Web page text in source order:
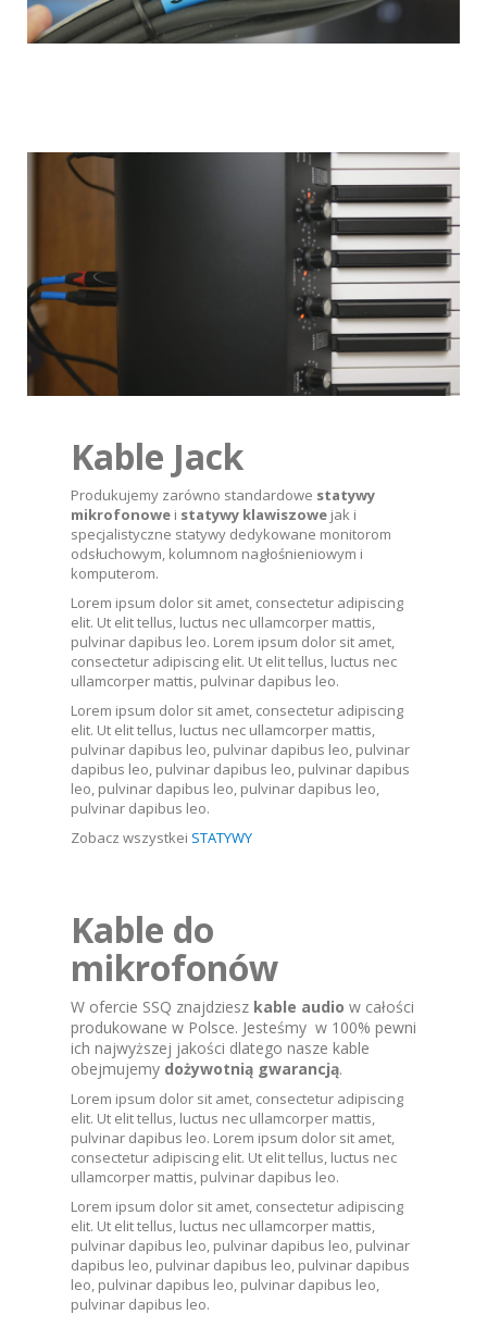
Kable Jack
Produkujemy zarówno standardowe statywy
mikrofonowe i statywy klawiszowe jak i
specjalistyczne statywy dedykowane monitorom
odsłuchowym, kolumnom nagłośnieniowym i
komputerom.
Lorem ipsum dolor sit amet, consectetur adipiscing
elit. Ut elit tellus, luctus nec ullamcorper mattis,
pulvinar dapibus leo. Lorem ipsum dolor sit amet,
consectetur adipiscing elit. Ut elit tellus, luctus nec
ullamcorper mattis, pulvinar dapibus leo.
Lorem ipsum dolor sit amet, consectetur adipiscing
elit. Ut elit tellus, luctus nec ullamcorper mattis,
pulvinar dapibus leo, pulvinar dapibus leo, pulvinar
dapibus leo, pulvinar dapibus leo, pulvinar dapibus
leo, pulvinar dapibus leo, pulvinar dapibus leo,
pulvinar dapibus leo.
Zobacz wszystkei STATYWY
Kable do
mikrofonów
W ofercie SSQ znajdziesz kable audio w całości
produkowane w Polsce. Jesteśmy w 100% pewni
ich najwyższej jakości dlatego nasze kable
obejmujemy dożywotnią gwarancją.
Lorem ipsum dolor sit amet, consectetur adipiscing
elit. Ut elit tellus, luctus nec ullamcorper mattis,
pulvinar dapibus leo. Lorem ipsum dolor sit amet,
consectetur adipiscing elit. Ut elit tellus, luctus nec
ullamcorper mattis, pulvinar dapibus leo.
Lorem ipsum dolor sit amet, consectetur adipiscing
elit. Ut elit tellus, luctus nec ullamcorper mattis,
pulvinar dapibus leo, pulvinar dapibus leo, pulvinar
dapibus leo, pulvinar dapibus leo, pulvinar dapibus
leo, pulvinar dapibus leo, pulvinar dapibus leo,
pulvinar dapibus leo.